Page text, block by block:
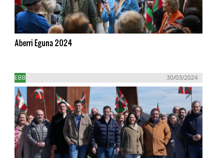
Aberri Eguna 2024
EBB 30/03/2024